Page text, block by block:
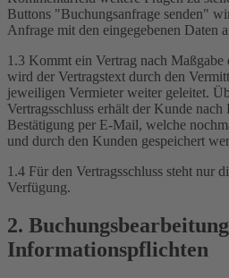
Buttons "Buchungsanfrage senden"
Anfrage mit den eingegebenen Daten
1.3 Kommt ein Vertrag nach
wird der Vertragstext durch den
jeweiligen Vermieter weiter geleitet.
Vertragsschluss erhält der Kunde
Bestätigung per E-Mail, welche
und durch den Kunden gespeichert
1.4 Für den Vertragsschluss steht nur
Verfügung.
2.
Informationspflichten